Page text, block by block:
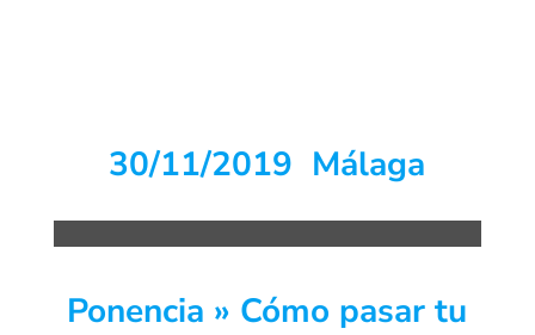
30/11/2019 Málaga
Ponencia » Cómo pasar tu